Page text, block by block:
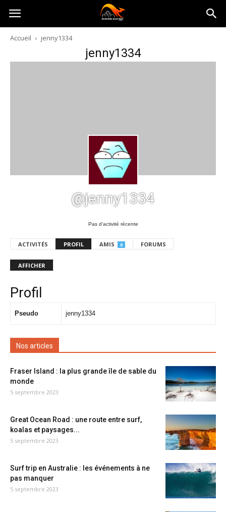
Australia-
australie.com
Accueil jenny1334
jenny1334
@jenny1334
Pas d’activité récente
ACTIVITÉS PROFIL AMIS 0 FORUMS
AFFICHER
Profil
Pseudo jenny1334
Nos articles
Fraser Island : la plus grande île de sable du
monde
5 septembre 2023
Great Ocean Road : une route entre surf,
koalas et paysages...
5 septembre 2023
Surf trip en Australie : les événements à ne
pas manquer
5 septembre 2023